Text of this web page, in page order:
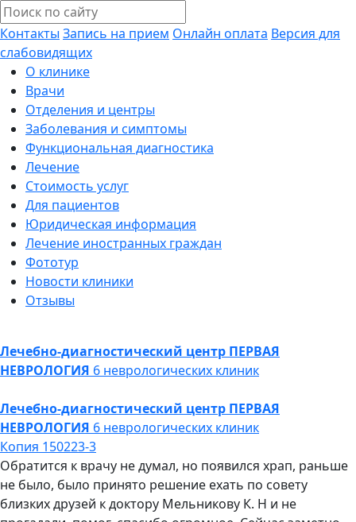
Контакты Запись на прием Онлайн оплата Версия для
слабовидящих
О клинике
Врачи
Отделения и центры
Заболевания и симптомы
Функциональная диагностика
Лечение
Стоимость услуг
Для пациентов
Юридическая информация
Лечение иностранных граждан
Фототур
Новости клиники
Отзывы
Лечебно-диагностический центр ПЕРВАЯ
НЕВРОЛОГИЯ 6 неврологических клиник
Лечебно-диагностический центр ПЕРВАЯ
НЕВРОЛОГИЯ 6 неврологических клиник
Копия 150223-3
Обратится к врачу не думал, но появился храп, раньше
не было, было принято решение ехать по совету
близких друзей к доктору Мельникову К. Н и не